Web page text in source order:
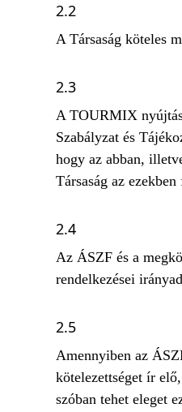
2.2
A Társaság köteles
2.3
A TOURMIX
Szabályzat és
hogy az abban,
Társaság az
2.4
Az ÁSZF és a
rendelkezései
2.5
Amennyiben az
kötelezettséget ír
szóban tehet eleget